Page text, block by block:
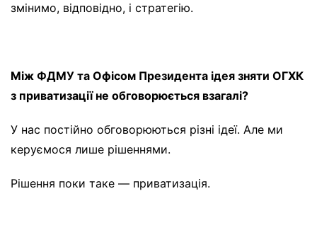
змінимо, відповідно, і стратегію.
Між ФДМУ та Офісом Президента ідея зняти ОГХК
з приватизації не обговорюється взагалі?
У нас постійно обговорюються різні ідеї. Але ми
керуємося лише рішеннями.
Рішення поки таке — приватизація.